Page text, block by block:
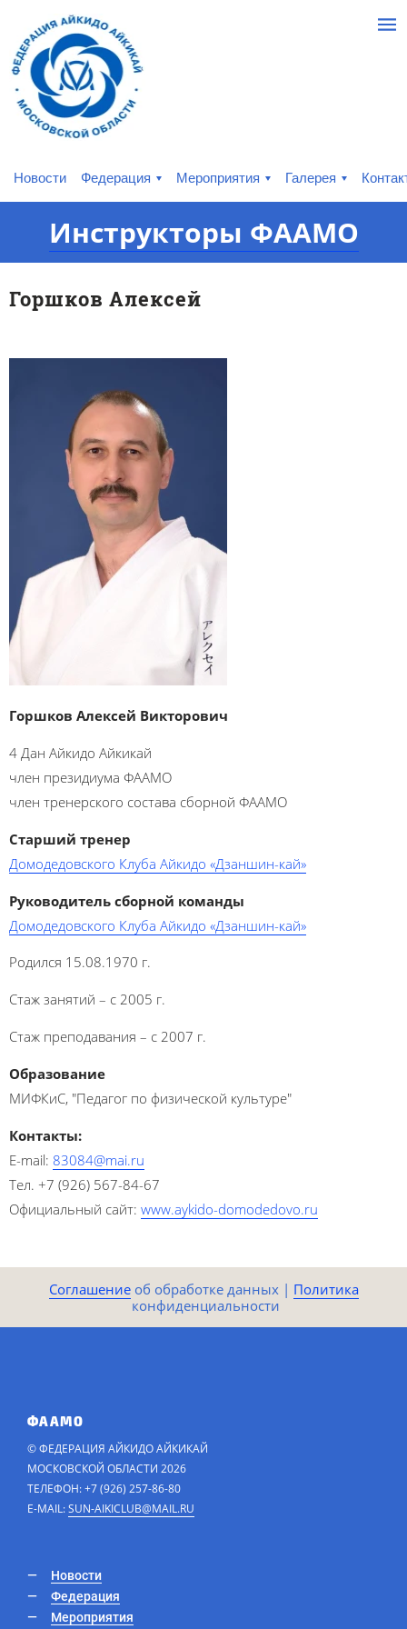
Новости Федерация Мероприятия Галерея
Инструкторы ФААМО
Горшков Алексей
Горшков Алексей Викторович
4 Дан Айкидо Айкикай
член президиума ФААМО
член тренерского состава сборной ФААМО
Старший тренер
Домодедовского Клуба Айкидо «Дзаншин-кай»
Руководитель сборной команды
Домодедовского Клуба Айкидо «Дзаншин-кай»
Родился 15.08.1970 г.
Стаж занятий – с 2005 г.
Стаж преподавания – с 2007 г.
Образование
МИФКиС, "Педагог по физической культуре"
Контакты:
E-mail: 83084@mai.ru
Тел. +7 (926) 567-84-67
Официальный сайт: www.aykido-domodedovo.ru
Соглашение​​​​ об обработке данных | Политика​​
конфиденциальности​
ФААМО
© ФЕДЕРАЦИЯ АЙКИДО АЙКИКАЙ
МОСКОВСКОЙ ОБЛАСТИ 2026
ТЕЛЕФОН: +7 (926) 257-86-80
E-MAIL:SUN-AIKICLUB@MAIL.RU
Новости
Федерация
Мероприятия